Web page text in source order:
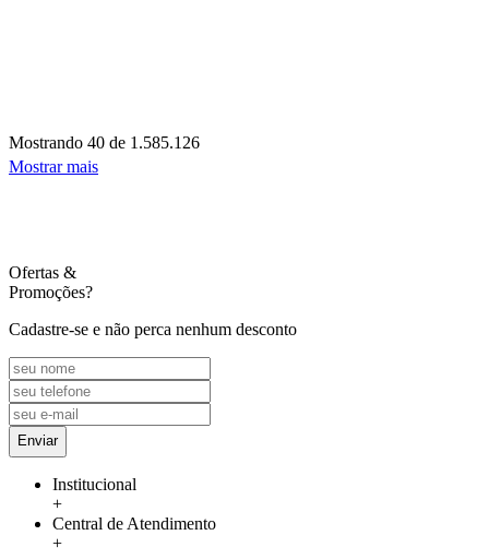
Mostrando 40 de 1.585.126
Mostrar mais
Ofertas &
Promoções?
Cadastre-se e não perca nenhum desconto
Enviar
Institucional
+
Central de Atendimento
+